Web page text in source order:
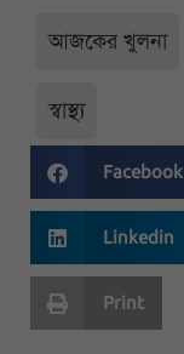
আজকের খুলনা
স্বাস্থ্য
Facebook
Linkedin
Print